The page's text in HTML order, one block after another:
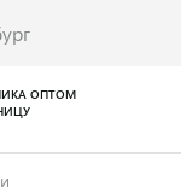
ОПТОМ